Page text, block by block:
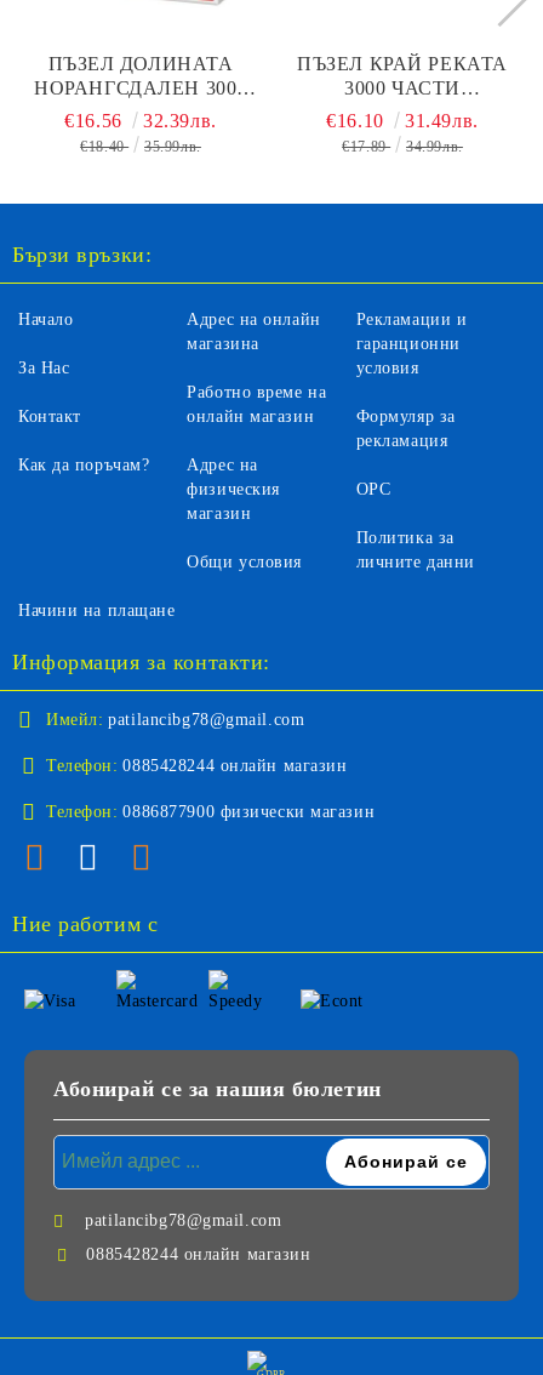
ПЪЗЕЛ ДОЛИНАТА
НОРАНГСДАЛЕН 3000
ЧАСТИ DINO 563193
€16.56 32.39лв.
€18.40 35.99лв.
ПЪЗЕЛ КРАЙ РЕКАТА
3000 ЧАСТИ
CASTORLAND 300532
€16.10 31.49лв.
€17.89 34.99лв.
Бързи връзки:
Начало
За Нас
Контакт
Как да поръчам?
Адрес на онлайн
магазина
Работно време на
онлайн магазин
Адрес на
физическия
магазин
Общи условия
Рекламации и
гаранционни
условия
Формуляр за
рекламация
ОРС
Политика за
личните данни
Начини на плащане
Информация за контакти:
Имейл: patilancibg78@gmail.com
Телефон: 0885428244 онлайн магазин
Телефон: 0886877900 физически магазин
Ние работим с
Абонирай се за нашия бюлетин
patilancibg78@gmail.com
0885428244 онлайн магазин